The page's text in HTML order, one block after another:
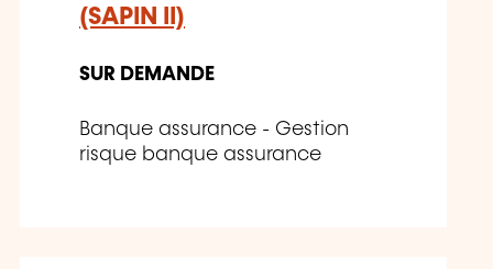
(SAPIN II)
SUR DEMANDE
Banque assurance - Gestion
risque banque assurance